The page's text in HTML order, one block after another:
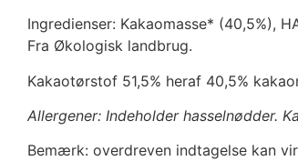
Ingredienser: Kakaomasse* (40,5%),
Fra Økologisk landbrug.
Kakaotørstof 51,5% heraf 40,5%
Allergener: Indeholder hasselnødder.
Bemærk: overdreven indtagelse kan